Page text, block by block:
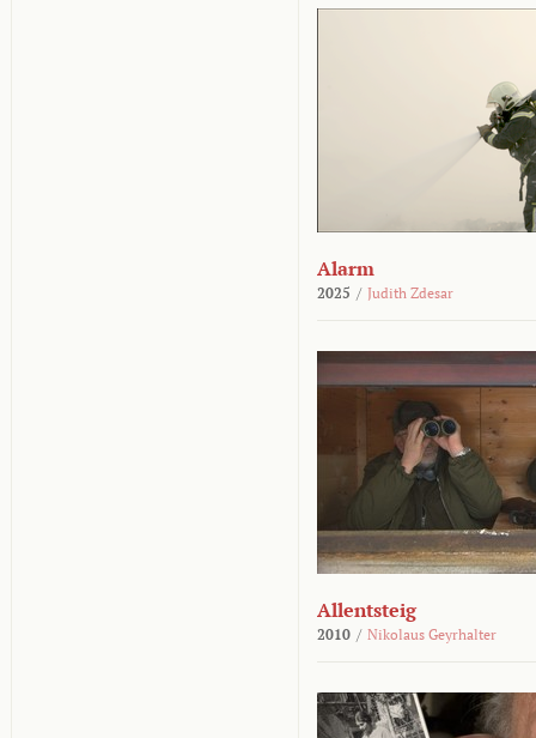
Alarm
2025 / Judith Zdesar
Allentsteig
2010 / Nikolaus Geyrhalter